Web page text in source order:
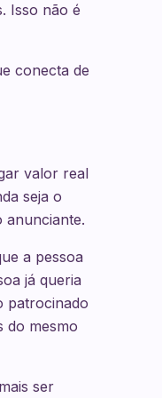
Isso não é
conecta de
valor real
seja o
a pessoa
já queria
patrocinado
do mesmo
ser